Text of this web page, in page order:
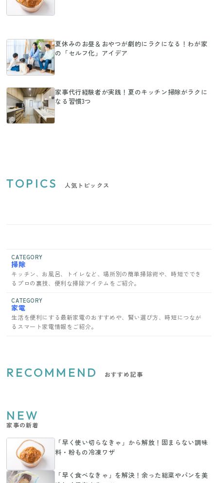
夏休みのお昼＆おやつが劇的にラクになる！わが家
の「セルフ化」アイデア
家事代行経験者が実践！夏のキッチン掃除がラクに
なる習慣3つ
TOPICS 人気トピックス
CATEGORY
掃除
キッチン、お風呂、トイレなど、場所別の簡単掃除術や、時短ででき
るプロの裏技、便利な掃除アイテムをご紹介。
CATEGORY
家電
生活を便利にする最新家電のおすすめや、賢い選び方、時短につなが
るスマート家電情報をご紹介。
RECOMMEND おすすめ記事
NEW
家事の新着
「早く使い切らなきゃ」から解放！固まらない調味
料・粉もの冷凍ワザ
「早く食べなきゃ」を解決！余った総菜やパンを美